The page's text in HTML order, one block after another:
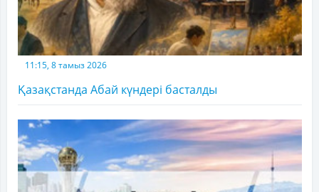
11:15, 8 тамыз 2026
Қазақстанда Абай күндері басталды